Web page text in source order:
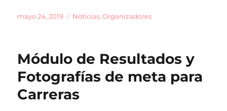
c
b
o
o
k
ai m
a
rt
ir
Publicado
mayo 24, 2019 Categorías
Noticias,Organizadores
Módulo de Resultados y
Fotografías de meta para
Carreras